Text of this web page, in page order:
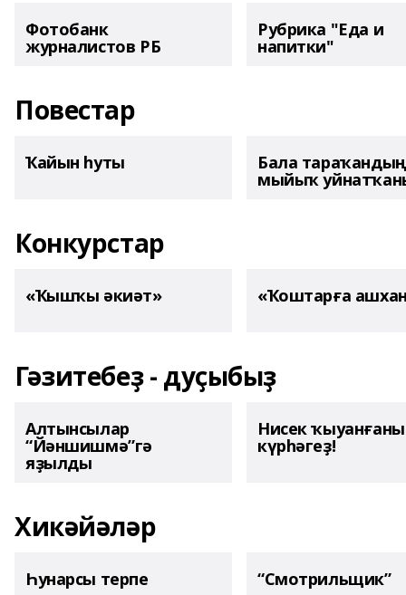
Фотобанк
журналистов РБ
Рубрика "Еда и
напитки"
Повестар
Ҡайын һуты Бала тараҡандың
мыйыҡ
Конкурстар
«Ҡышҡы әкиәт» «Ҡоштарға
Гәзитебеҙ - дуҫыбыҙ
Алтынсылар
“Йәншишмә”гә
яҙылды
Нисек
күрһәгеҙ!
Хикәйәләр
Һунарсы терпе “Смотрильщик”